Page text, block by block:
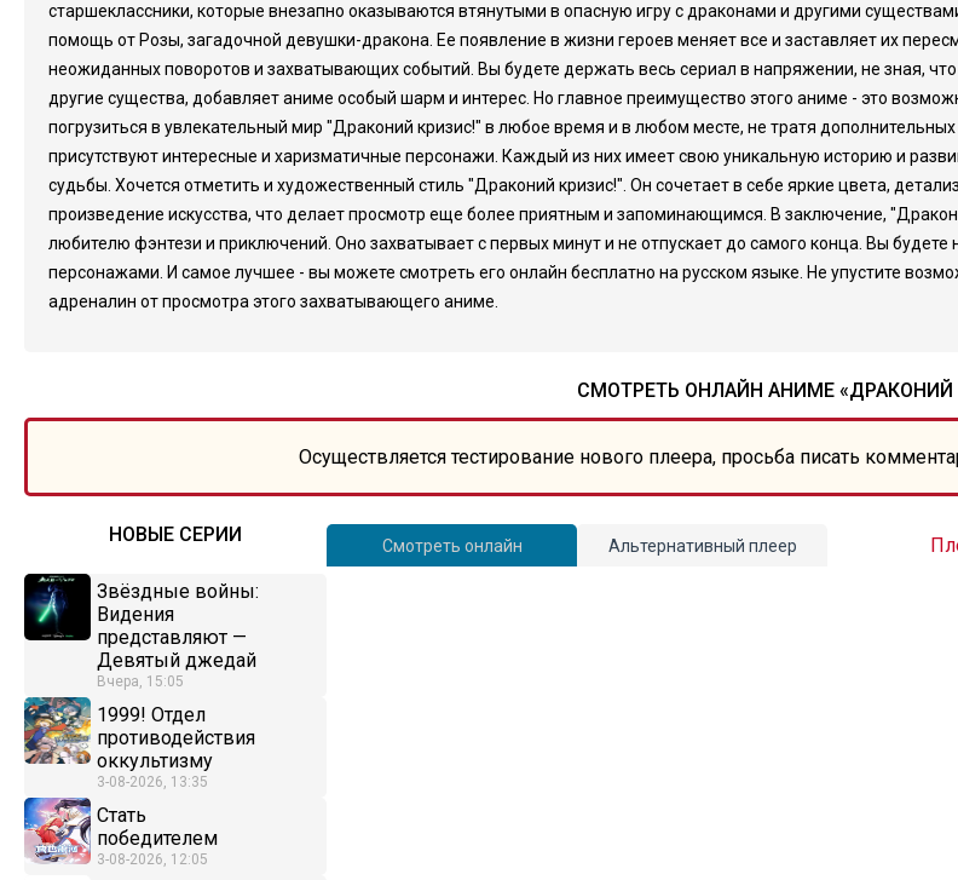
старшеклассники, которые внезапно оказываются втянутыми в опасную игру с драконами и другими
помощь от Розы, загадочной девушки-дракона. Ее появление в жизни героев меняет все и заставляет их
неожиданных поворотов и захватывающих событий. Вы будете держать весь сериал в напряжении, не зная,
другие существа, добавляет аниме особый шарм и интерес. Но главное преимущество этого аниме - это
погрузиться в увлекательный мир "Драконий кризис!" в любое время и в любом месте, не тратя
присутствуют интересные и харизматичные персонажи. Каждый из них имеет свою уникальную историю и
судьбы. Хочется отметить и художественный стиль "Драконий кризис!". Он сочетает в себе яркие цвета,
произведение искусства, что делает просмотр еще более приятным и запоминающимся. В заключение,
любителю фэнтези и приключений. Оно захватывает с первых минут и не отпускает до самого конца. Вы
персонажами. И самое лучшее - вы можете смотреть его онлайн бесплатно на русском языке. Не упустите
адреналин от просмотра этого захватывающего аниме.
СМОТРЕТЬ ОНЛАЙН АНИМЕ «ДРАКОНИЙ
Осуществляется тестирование нового плеера, просьба писать
НОВЫЕ СЕРИИ
Звёздные войны:
Видения
представляют —
Девятый джедай
Вчера, 15:05
1999! Отдел
противодействия
оккультизму
3-08-2026, 13:35
Стать
победителем
3-08-2026, 12:05
Смотреть онлайн Альтернативный плеер